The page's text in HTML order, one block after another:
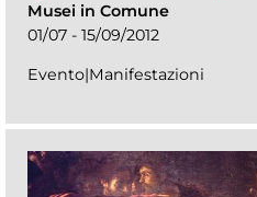
Musei in Comune
01/07 - 15/09/2012
Evento|Manifestazioni